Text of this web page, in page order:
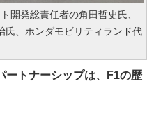
開発総責任者の角田哲史氏、
氏、ホンダモビリティランド代
ートナーシップは、F1の歴